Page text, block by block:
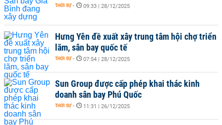
THỜI SỰ - 09:33 | 28/12/2025
Hưng Yên đề xuất xây trung tâm hội chợ triển
lãm, sân bay quốc tế
THỜI SỰ - 07:54 | 28/12/2025
Sun Group được cấp phép khai thác kinh
doanh sân bay Phú Quốc
THỜI SỰ - 11:31 | 26/12/2025